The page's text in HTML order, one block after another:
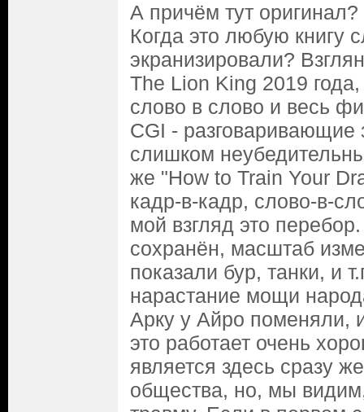
А причём тут оригинал?
Когда это любую книгу
экранизировали?
The Lion King 2019
слово в слово и весь
CGI - разговаривающие
слишком
же "How to Train Your
кадр-в-кадр, слово-в-
мой взгляд это
сохранён, масштаб
показали бур, танки, и
нарастание мощи
Арку у Айро поменяли,
это работает очень
является здесь сразу
общества, но, мы